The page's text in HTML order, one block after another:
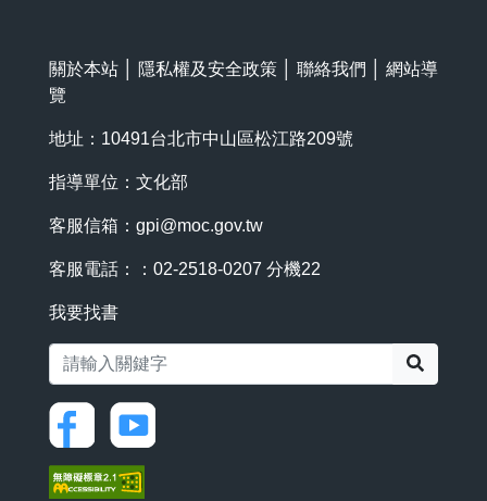
關於本站 隱私權及安全政策 聯絡我們
網站導
覽
地址：10491台北市中山區松江路209號
指導單位：文化部
客服信箱： gpi@moc.gov.tw
客服電話：：02-2518-0207 分機22
我要找書